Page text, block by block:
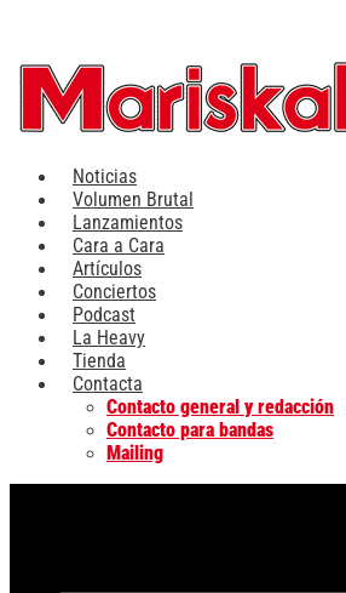
contenido
Noticias
Volumen Brutal
Lanzamientos
Cara a Cara
Artículos
Conciertos
Podcast
La Heavy
Tienda
Contacta
Contacto general y redacción
Contacto para bandas
Mailing